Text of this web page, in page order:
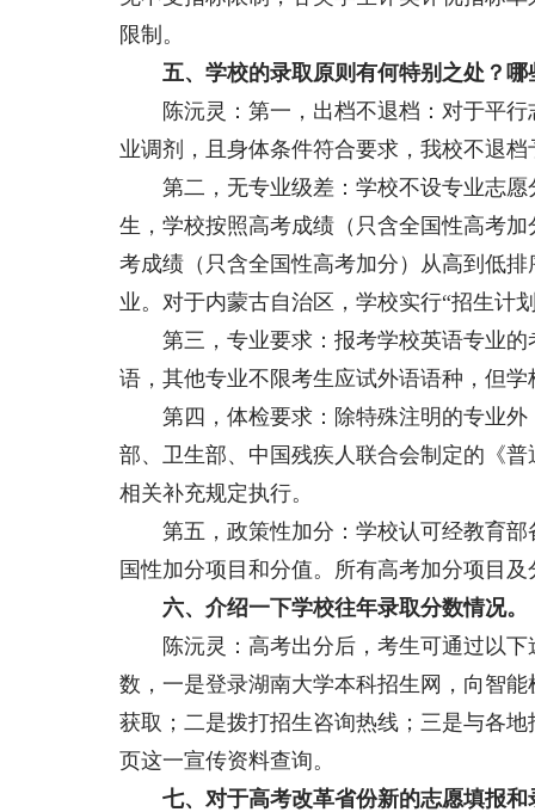
限制。
五、学校的录取原则有何特别之处？
陈沅灵：第一，出档不退档：对于平行
业调剂，且身体条件符合要求，我校不退档
第二，无专业级差：学校不设专业志愿
生，学校按照高考成绩（只含全国性高考
考成绩（只含全国性高考加分）从高到低
业。对于内蒙古自治区，学校实行“招生计
第三，专业要求：报考学校英语专业的
语，其他专业不限考生应试外语语种，但
第四，体检要求：除特殊注明的专业外
部、卫生部、中国残疾人联合会制定的《
相关补充规定执行。
第五，政策性加分：学校认可经教育部
国性加分项目和分值。所有高考加分项目
六、介绍一下学校往年录取分数情况。
陈沅灵：高考出分后，考生可通过以下
数，一是登录湖南大学本科招生网，向智
获取；二是拨打招生咨询热线；三是与各
页这一宣传资料查询。
七、对于高考改革省份新的志愿填报